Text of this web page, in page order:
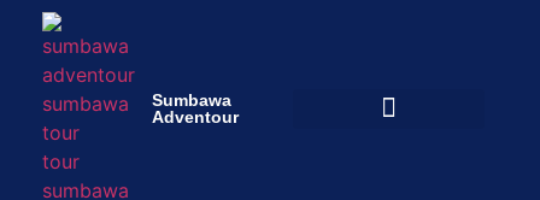
Sumbawa
Adventour